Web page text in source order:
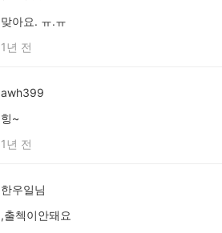
맞아요. ㅠ.ㅠ
1년 전
awh399
힝~
1년 전
한우일님
,출첵이안돼요